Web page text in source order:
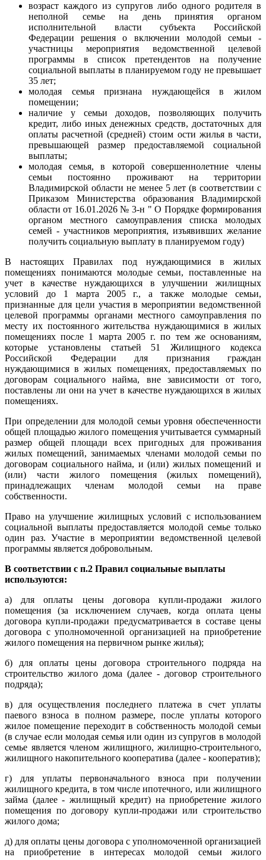
возраст каждого из супругов либо одного родителя в
неполной семье на день принятия органом
исполнительной власти субъекта Российской
Федерации решения о включении молодой семьи -
участницы мероприятия ведомственной целевой
программы в список претендентов на получение
социальной выплаты в планируемом году не превышает
35 лет;
молодая семья признана нуждающейся в жилом
помещении;
наличие у семьи доходов, позволяющих получить
кредит, либо иных денежных средств, достаточных для
оплаты расчетной (средней) стоим ости жилья в части,
превышающей размер предоставляемой социальной
выплаты;
молодая семья, в которой совершеннолетние члены
семьи постоянно проживают на территории
Владимирской области не менее 5 лет (в соответствии с
Приказом Министерства образования Владимирской
области от 16.01.2026 № 3-н " О Порядке формирования
органом местного самоуправления списка молодых
семей - участников мероприятия, изъявивших желание
получить социальную выплату в планируемом году)
В настоящих Правилах под нуждающимися в жилых
помещениях понимаются молодые семьи, поставленные на
учет в качестве нуждающихся в улучшении жилищных
условий до 1 марта 2005 г., а также молодые семьи,
признанные для цели участия в мероприятии ведомственной
целевой программы органами местного самоуправления по
месту их постоянного жительства нуждающимися в жилых
помещениях после 1 марта 2005 г. по тем же основаниям,
которые установлены статьей 51 Жилищного кодекса
Российской Федерации для признания граждан
нуждающимися в жилых помещениях, предоставляемых по
договорам социального найма, вне зависимости от того,
поставлены ли они на учет в качестве нуждающихся в жилых
помещениях.
При определении для молодой семьи уровня обеспеченности
общей площадью жилого помещения учитывается суммарный
размер общей площади всех пригодных для проживания
жилых помещений, занимаемых членами молодой семьи по
договорам социального найма, и (или) жилых помещений и
(или) части жилого помещения (жилых помещений),
принадлежащих членам молодой семьи на праве
собственности.
Право на улучшение жилищных условий с использованием
социальной выплаты предоставляется молодой семье только
один раз. Участие в мероприятии ведомственной целевой
программы является добровольным.
В соответствии с п.2 Правил социальные выплаты
используются:
а) для оплаты цены договора купли-продажи жилого
помещения (за исключением случаев, когда оплата цены
договора купли-продажи предусматривается в составе цены
договора с уполномоченной организацией на приобретение
жилого помещения на первичном рынке жилья);
б) для оплаты цены договора строительного подряда на
строительство жилого дома (далее - договор строительного
подряда);
в) для осуществления последнего платежа в счет уплаты
паевого взноса в полном размере, после уплаты которого
жилое помещение переходит в собственность молодой семьи
(в случае если молодая семья или один из супругов в молодой
семье является членом жилищного, жилищно-строительного,
жилищного накопительного кооператива (далее - кооператив);
г) для уплаты первоначального взноса при получении
жилищного кредита, в том числе ипотечного, или жилищного
займа (далее - жилищный кредит) на приобретение жилого
помещения по договору купли-продажи или строительство
жилого дома;
д) для оплаты цены договора с уполномоченной организацией
на приобретение в интересах молодой семьи жилого